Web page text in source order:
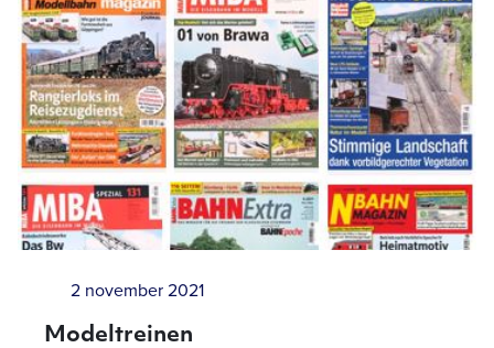
2 november 2021
Modeltreinen